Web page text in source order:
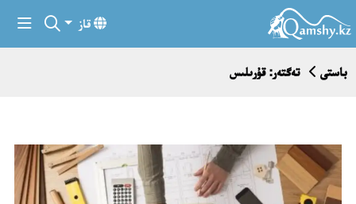
قاز
باستى تەگتەر: قۇرىلىس